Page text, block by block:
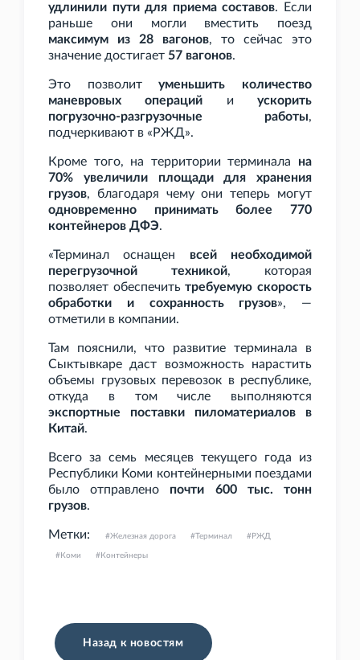
удлинили пути для приема составов. Если
раньше они могли вместить поезд
максимум из 28 вагонов, то сейчас это
значение достигает 57 вагонов.
Это позволитуменьшить количество
маневровых операций иускорить
погрузочно-разгрузочные работы,
подчеркивают в «РЖД».
Кроме того, на территории терминала на
70% увеличили площади для хранения
грузов, благодаря чему они теперь могут
одновременно принимать более 770
контейнеров ДФЭ.
«Терминал оснащен всей необходимой
перегрузочной техникой, которая
позволяет обеспечитьтребуемую скорость
обработки и сохранность грузов», —
отметили в компании.
Там пояснили, что развитие терминала в
Сыктывкаре даст возможность нарастить
объемы грузовых перевозок в республике,
откуда в том числе выполняются
экспортные поставки пиломатериалов в
Китай.
Всего за семь месяцев текущего года из
Республики Коми контейнерными поездами
было отправлено почти 600
тыс. тонн
грузов.
Метки: Железная дорога Терминал РЖД
Коми Контейнеры
Назад к новостям